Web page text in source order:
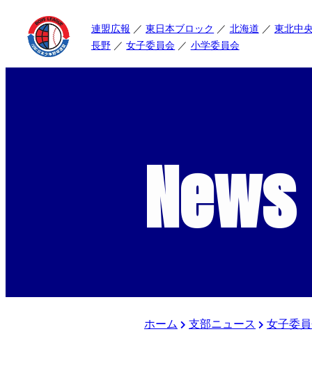
連盟広報 東日本ブロック 北海道
東北中
長野
女子委員会 小学委員会
News
ホーム 支部ニュース 女子委